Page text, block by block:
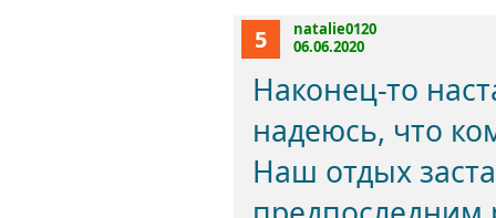
5
natalie0120
06.06.2020
Наконец-то
надеюсь, что
Наш отдых